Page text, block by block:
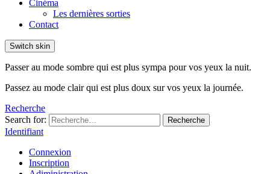
Cinéma
Les dernières sorties
Contact
Switch skin
Passer au mode sombre qui est plus sympa pour vos yeux la nuit.
Passez au mode clair qui est plus doux sur vos yeux la journée.
Recherche
Search for:
Recherche
Identifiant
Connexion
Inscription